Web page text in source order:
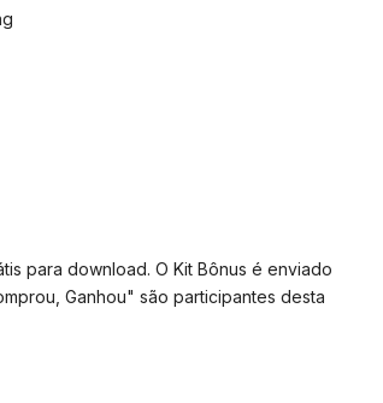
para download. O Kit Bônus é enviado
Ganhou" são participantes desta